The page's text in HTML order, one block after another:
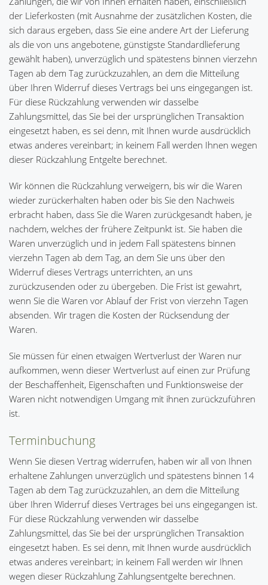
der Lieferkosten (mit Ausnahme der zusätzlichen Kosten, die
sich daraus ergeben, dass Sie eine andere Art der Lieferung
als die von uns angebotene, günstigste Standardlieferung
gewählt haben), unverzüglich und spätestens binnen vierzehn
Tagen ab dem Tag zurückzuzahlen, an dem die Mitteilung
über Ihren Widerruf dieses Vertrags bei uns eingegangen ist.
Für diese Rückzahlung verwenden wir dasselbe
Zahlungsmittel, das Sie bei der ursprünglichen Transaktion
eingesetzt haben, es sei denn, mit Ihnen wurde ausdrücklich
etwas anderes vereinbart; in keinem Fall werden Ihnen wegen
dieser Rückzahlung Entgelte berechnet.
Wir können die Rückzahlung verweigern, bis wir die Waren
wieder zurückerhalten haben oder bis Sie den Nachweis
erbracht haben, dass Sie die Waren zurückgesandt haben, je
nachdem, welches der frühere Zeitpunkt ist. Sie haben die
Waren unverzüglich und in jedem Fall spätestens binnen
vierzehn Tagen ab dem Tag, an dem Sie uns über den
Widerruf dieses Vertrags unterrichten, an uns
zurückzusenden oder zu übergeben. Die Frist ist gewahrt,
wenn Sie die Waren vor Ablauf der Frist von vierzehn Tagen
absenden. Wir tragen die Kosten der Rücksendung der
Waren.
Sie müssen für einen etwaigen Wertverlust der Waren nur
aufkommen, wenn dieser Wertverlust auf einen zur Prüfung
der Beschaffenheit, Eigenschaften und Funktionsweise der
Waren nicht notwendigen Umgang mit ihnen zurückzuführen
ist.
Terminbuchung
Wenn Sie diesen Vertrag widerrufen, haben wir all von Ihnen
erhaltene Zahlungen unverzüglich und spätestens binnen 14
Tagen ab dem Tag zurückzuzahlen, an dem die Mitteilung
über Ihren Widerruf dieses Vertrages bei uns eingegangen ist.
Für diese Rückzahlung verwenden wir dasselbe
Zahlungsmittel, das Sie bei der ursprünglichen Transaktion
eingesetzt haben. Es sei denn, mit Ihnen wurde ausdrücklich
etwas anderes vereinbart; in keinem Fall werden wir Ihnen
wegen dieser Rückzahlung Zahlungsentgelte berechnen.